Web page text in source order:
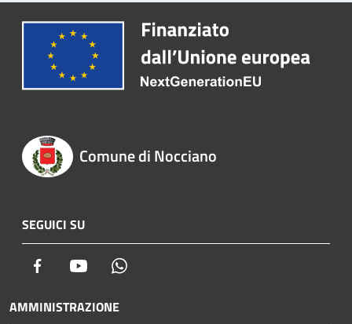
Comune di Nocciano
SEGUICI SU
Facebook Youtube
AMMINISTRAZIONE